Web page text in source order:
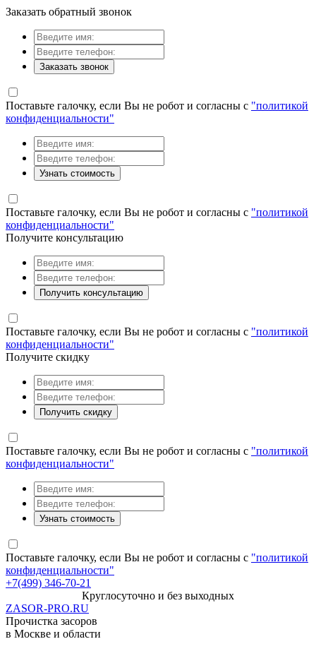
Заказать обратный звонок
Заказать звонок
Поставьте галочку, если Вы не робот и согласны с "политикой
конфиденциальности"
Узнать стоимость
Поставьте галочку, если Вы не робот и согласны с "политикой
конфиденциальности"
Получите консультацию
Получить консультацию
Поставьте галочку, если Вы не робот и согласны с "политикой
конфиденциальности"
Получите скидку
Получить скидку
Поставьте галочку, если Вы не робот и согласны с "политикой
конфиденциальности"
Узнать стоимость
Поставьте галочку, если Вы не робот и согласны с "политикой
конфиденциальности"
+7(499) 346-70-21
Круглосуточно и без выходных
ZASOR-PRO.RU
Прочистка засоров
в Москве и области